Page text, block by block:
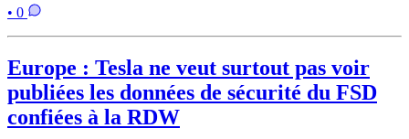
• 0
Europe : Tesla ne veut surtout pas voir
publiées les données de sécurité du FSD
confiées à la RDW